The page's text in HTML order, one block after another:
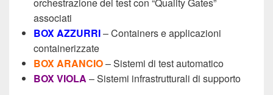
orchestrazione dei test con “Quality Gates”
associati
BOX AZZURRI– Containers e applicazioni
containerizzate
BOX ARANCIO– Sistemi di test automatico
BOX VIOLA – Sistemi infrastrutturali di supporto